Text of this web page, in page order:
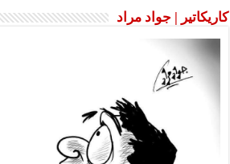
كاريكاتير | جواد مراد